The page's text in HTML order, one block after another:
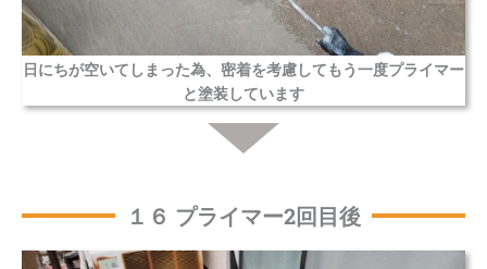
日にちが空いてしまった為、密着を考慮してもう一度プライマー
と塗装しています
１６ プライマー2回目後